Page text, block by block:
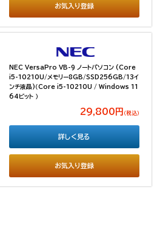
お気入り登録
NEC VersaPro VB-9 ノートパソコン (Core
i5-10210U/メモリー8GB/SSD256GB/13イ
ンチ液晶)（Core i5-10210U / Windows 11
64ビット ）
29,800円 （税込）
お気入り登録
詳しく見る